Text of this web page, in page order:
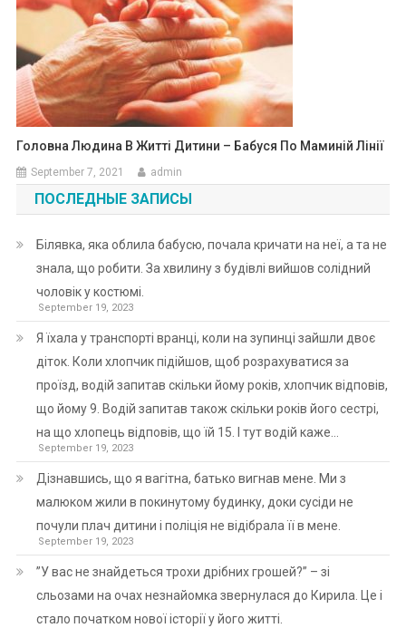
Головна Людина В Житті Дитини – Бабуся По Маминій Лінії
September 7, 2021 admin
ПОСЛЕДНЫЕ ЗАПИСЫ
Білявка, яка облила бабусю, почала кричати на неї, а та не
знала, що робити. За хвилину з будівлі вийшов солідний
чоловік у костюмі.
September 19, 2023
Я їхала у транспорті вранці, коли на зупинці зайшли двоє
діток. Коли хлопчик підійшов, щоб розрахуватися за
проїзд, водій запитав скільки йому років, хлопчик відповів,
що йому 9. Водій запитав також скільки років його сестрі,
на що хлопець відповів, що їй 15. І тут водій каже…
September 19, 2023
Дізнавшись, що я вагітна, батько вигнав мене. Ми з
малюком жили в покинутому будинку, доки сусіди не
почули плач дитини і поліція не відібрала її в мене.
September 19, 2023
”У вас не знайдеться трохи дрібних грошей?” – зі
сльозами на очах незнайомка звернулася до Кирила. Це і
стало початком нової історії у його житті.